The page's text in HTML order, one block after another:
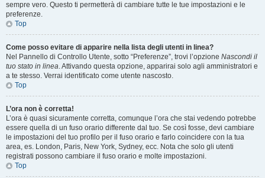
sempre vero. Questo ti permetterà di cambiare tutte le tue impostazioni e le
preferenze.
Top
Come posso evitare di apparire nella lista degli utenti in linea?
Nel Pannello di Controllo Utente, sotto “Preferenze”, trovi l’opzione Nascondi il
tuo stato in linea. Attivando questa opzione, apparirai solo agli amministratori e
a te stesso. Verrai identificato come utente nascosto.
Top
L’ora non è corretta!
L’ora è quasi sicuramente corretta, comunque l’ora che stai vedendo potrebbe
essere quella di un fuso orario differente dal tuo. Se così fosse, devi cambiare
le impostazioni del tuo profilo per il fuso orario e farlo coincidere con la tua
area, es. London, Paris, New York, Sydney, ecc. Nota che solo gli utenti
registrati possono cambiare il fuso orario e molte impostazioni.
Top